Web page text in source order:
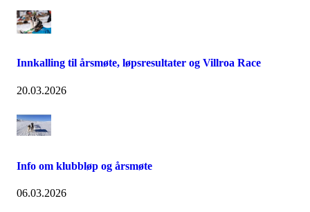
Innkalling til årsmøte, løpsresultater og Villroa Race
20.03.2026
Info om klubbløp og årsmøte
06.03.2026